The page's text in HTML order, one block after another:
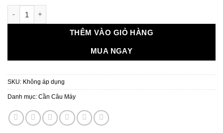
THÊM VÀO GIỎ HÀNG
MUA NGAY
SKU: Không áp dụng
Danh mục: Cần Câu Máy